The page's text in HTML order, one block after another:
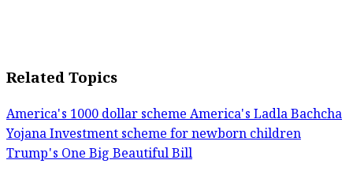
Related Topics
America's 1000 dollar schemeAmerica's Ladla Bachcha
YojanaInvestment scheme for newborn children
Trump's One Big Beautiful Bill